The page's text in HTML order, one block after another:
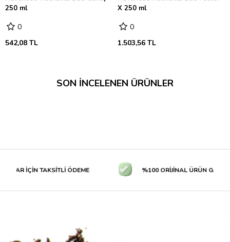
250 ml
0
542,08 TL
X 250 ml
0
1.503,56 TL
SON İNCELENEN ÜRÜNLER
İÇİN TAKSİTLİ ÖDEME %100 ORİJİNAL ÜRÜN